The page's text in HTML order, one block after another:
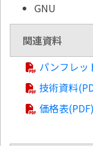
GNU
関連資料
パンフレッ
技術資料
価格表(PDF)